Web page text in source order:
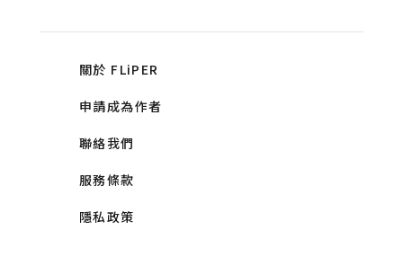
關於 FLiPER
申請成為作者
聯絡我們
服務條款
隱私政策